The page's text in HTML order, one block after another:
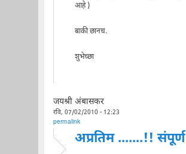
आहे )
बाकी छानच.
शुभेच्छा
जयश्री अंबासकर
रवि, 07/02/2010 - 12:23
permalink
अप्रतिम .......!! संपूर्ण